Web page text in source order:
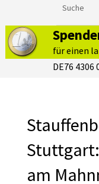
für einen
DE76 4306
am